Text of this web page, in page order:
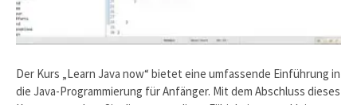
Der Kurs „Learn Java now“ bietet eine umfassende Einführung in
die Java-Programmierung für Anfänger. Mit dem Abschluss dieses